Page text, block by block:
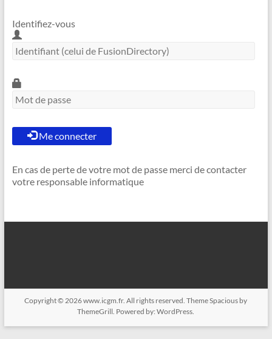
Identifiez-vous
Me connecter
En cas de perte de votre mot de passe merci de contacter
votre responsable informatique
Copyright © 2026www.icgm.fr. All rights reserved. ThemeSpacious by
ThemeGrill. Powered by:WordPress.